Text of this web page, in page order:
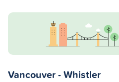
Vancouver - Whistler